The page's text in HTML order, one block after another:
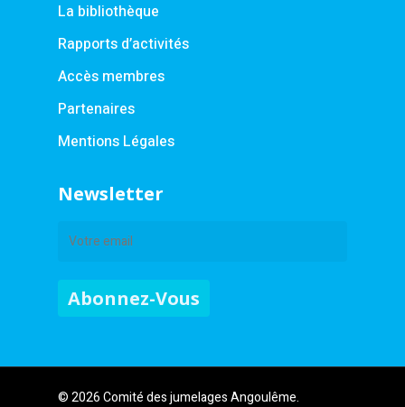
La bibliothèque
Rapports d’activités
Accès membres
Partenaires
Mentions Légales
Newsletter
© 2026 Comité des jumelages Angoulême.